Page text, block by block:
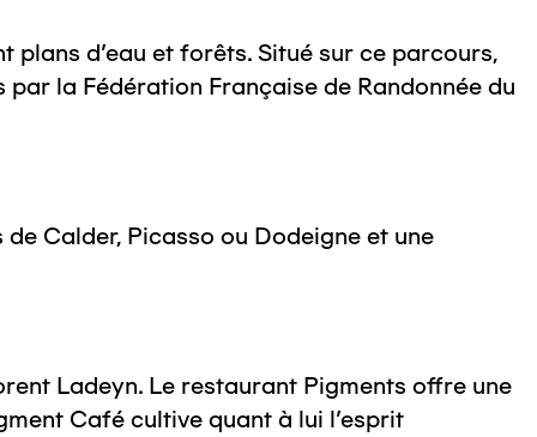
plans d'eau et forêts. Situé sur ce parcours,
la Fédération Française de Randonnée du
Calder, Picasso ou Dodeigne et une
Ladeyn. Le restaurant Pigments offre une
Café cultive quant à lui l'esprit